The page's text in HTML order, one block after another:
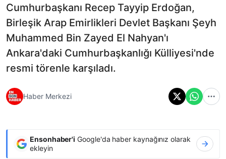
Cumhurbaşkanı Recep Tayyip Erdoğan,
Birleşik Arap Emirlikleri Devlet Başkanı Şeyh
Muhammed Bin Zayed El Nahyan'ı
Ankara'daki Cumhurbaşkanlığı Külliyesi'nde
resmi törenle karşıladı.
Haber Merkezi
Ensonhaber'i Google'da haber kaynağınız olarak
ekleyin